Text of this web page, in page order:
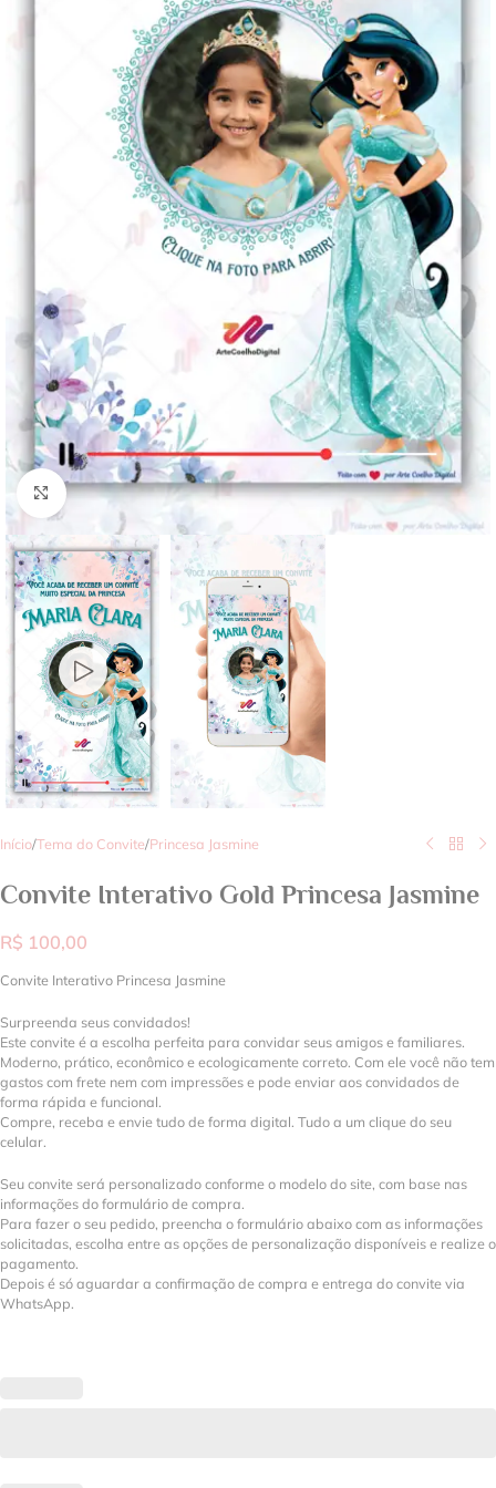
Clique para ampliar
Início/Tema do Convite/Princesa Jasmine
Convite Interativo Gold Princesa Jasmine
R$ 100,00
Convite Interativo Princesa Jasmine
Surpreenda seus convidados!
Este convite é a escolha perfeita para convidar seus amigos e familiares.
Moderno, prático, econômico e ecologicamente correto. Com ele você não tem
gastos com frete nem com impressões e pode enviar aos convidados de
forma rápida e funcional.
Compre, receba e envie tudo de forma digital. Tudo a um clique do seu
celular.
Seu convite será personalizado conforme o modelo do site, com base nas
informações do formulário de compra.
Para fazer o seu pedido, preencha o formulário abaixo com as informações
solicitadas, escolha entre as opções de personalização disponíveis e realize o
pagamento.
Depois é só aguardar a confirmação de compra e entrega do convite via
WhatsApp.